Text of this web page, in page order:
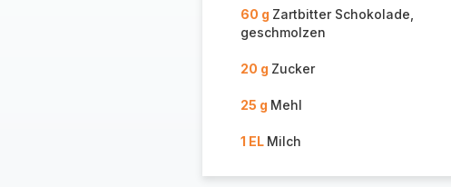
60 g Zartbitter Schokolade,
geschmolzen
20 g Zucker
25 g Mehl
1 EL Milch